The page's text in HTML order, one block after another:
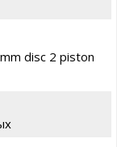
disc 2 piston